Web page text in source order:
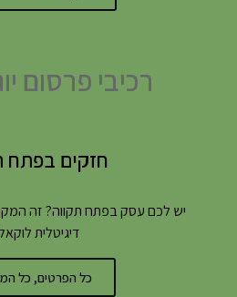
רכיבי פרסום יוני-
חזקים בפתח
יש לכם עסק בפתח תקווה? זה
דיגיטלית
כל הפרטים, כל